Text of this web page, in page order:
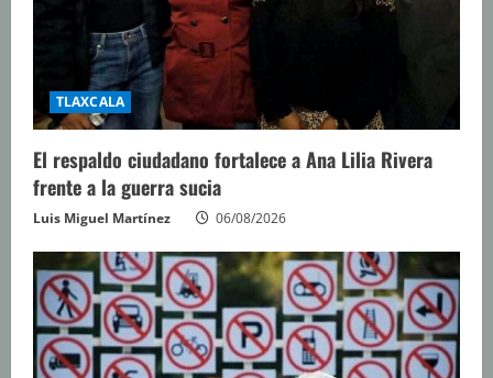
TLAXCALA
El respaldo ciudadano fortalece a Ana Lilia Rivera
frente a la guerra sucia
Luis Miguel Martínez 06/08/2026